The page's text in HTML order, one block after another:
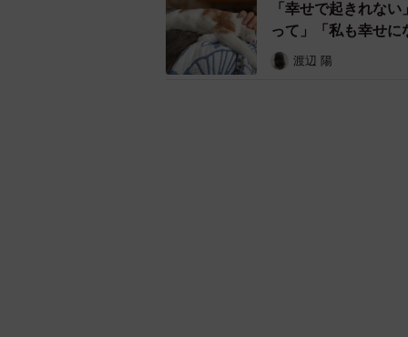
「幸せで起きれな
って」「私も幸せに
渡辺 陽